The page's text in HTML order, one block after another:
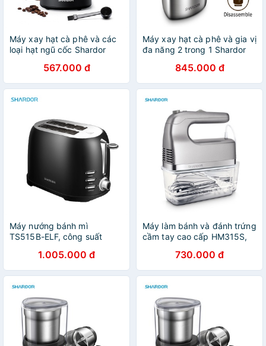
Máy xay hạt cà phê và các
loại hạt ngũ cốc Shardor
567.000 đ
Máy xay hạt cà phê và gia vị
đa năng 2 trong 1 Shardor
hàng chính hãng bảo hành
12 tháng
845.000 đ
Máy nướng bánh mì
TS515B-ELF, công suất
Shardor [CHÍNH HÃNG -
BẢO HÀNH 1 NĂM]
1.005.000 đ
Máy làm bánh và đánh trứng
cầm tay cao cấp HM315S,
suất 350W [CHÍNH HÃNG -
BẢO HÀNH 1 NĂM]
730.000 đ